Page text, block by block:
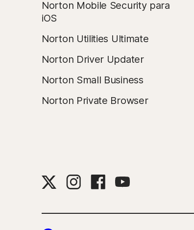
Norton Mobile Security para
iOS
Norton Utilities Ultimate
Norton Driver Updater
Norton Small Business
Norton Private Browser